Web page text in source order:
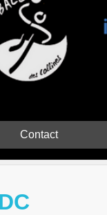
Contact